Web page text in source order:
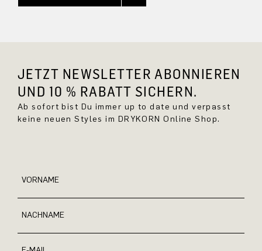
JETZT NEWSLETTER ABONNIEREN
UND 10 % RABATT SICHERN.
Ab sofort bist Du immer up to date und verpasst
keine neuen Styles im DRYKORN Online Shop.
VORNAME
NACHNAME